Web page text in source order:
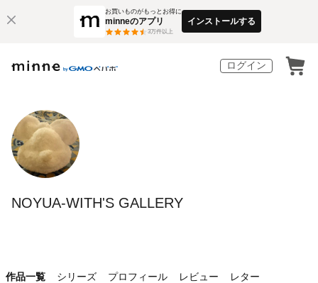
お買いものがもっとお得に
minneのアプリ
3万件以上
インストールする
ログイン
NOYUA-WITH'S GALLERY
作品一覧 シリーズ プロフィール レビュー レター